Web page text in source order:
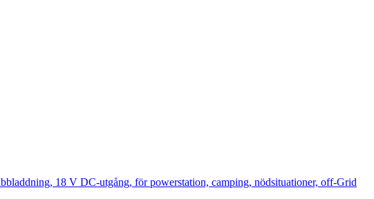
18 V DC-utgång, för powerstation, camping, nödsituationer, off-Grid